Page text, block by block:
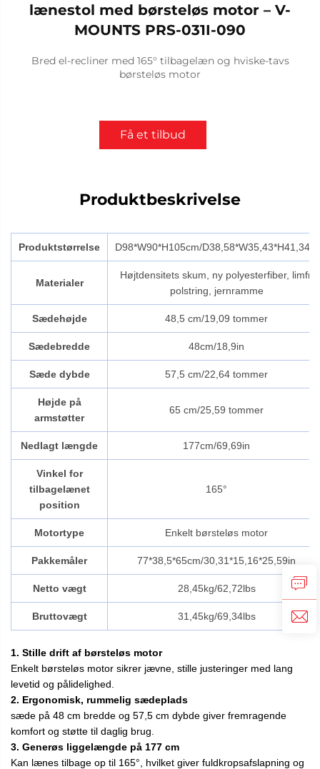
lænestol med børsteløs motor – V-
MOUNTS PRS-031I-090
Bred el-recliner med 165° tilbagelæn og hviske-tavs
børsteløs motor
Få et tilbud
Produktbeskrivelse
Produktstørrelse D98*W90*H105cm/D38,58*W35,43*H41,34in
Materialer
Højtdensitets skum, ny polyesterfiber, limfri
polstring, jernramme
Sædehøjde 48,5 cm/19,09 tommer
Sædebredde 48cm/18,9in
Sæde dybde 57,5 cm/22,64 tommer
Højde på
armstøtter
65 cm/25,59 tommer
Nedlagt længde 177cm/69,69in
Vinkel for
tilbagelænet
position
165°
Motortype Enkelt børsteløs motor
Pakkemåler 77*38,5*65cm/30,31*15,16*25,59in
Netto vægt 28,45kg/62,72lbs
Bruttovægt 31,45kg/69,34lbs
1. Stille drift af børsteløs motor
Enkelt børsteløs motor sikrer jævne, stille justeringer med lang
levetid og pålidelighed.
2. Ergonomisk, rummelig sædeplads
sæde på 48 cm bredde og 57,5 cm dybde giver fremragende
komfort og støtte til daglig brug.
3. Generøs liggelængde på 177 cm
Kan lænes tilbage op til 165°, hvilket giver fuldkropsafslapning og